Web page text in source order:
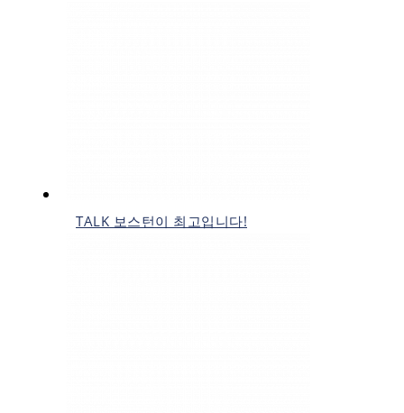
TALK 보스턴이 최고입니다!